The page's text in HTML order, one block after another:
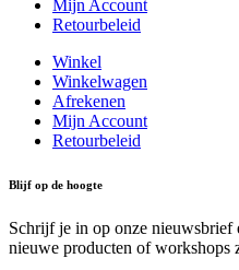
Mijn Account
Retourbeleid
Winkel
Winkelwagen
Afrekenen
Mijn Account
Retourbeleid
Blijf op de hoogte
Schrijf je in op onze nieuwsbrief
nieuwe producten of workshops